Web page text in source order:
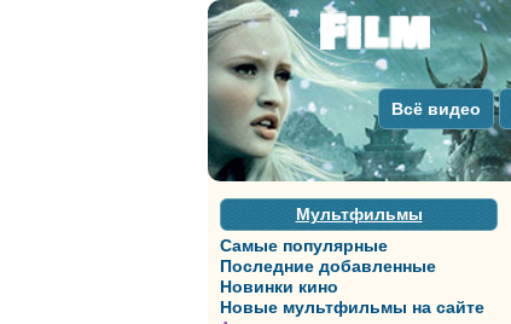
Всё видео
Мультфильмы
Самые популярные
Последние добавленные
Новинки кино
Новые мультфильмы на сайте